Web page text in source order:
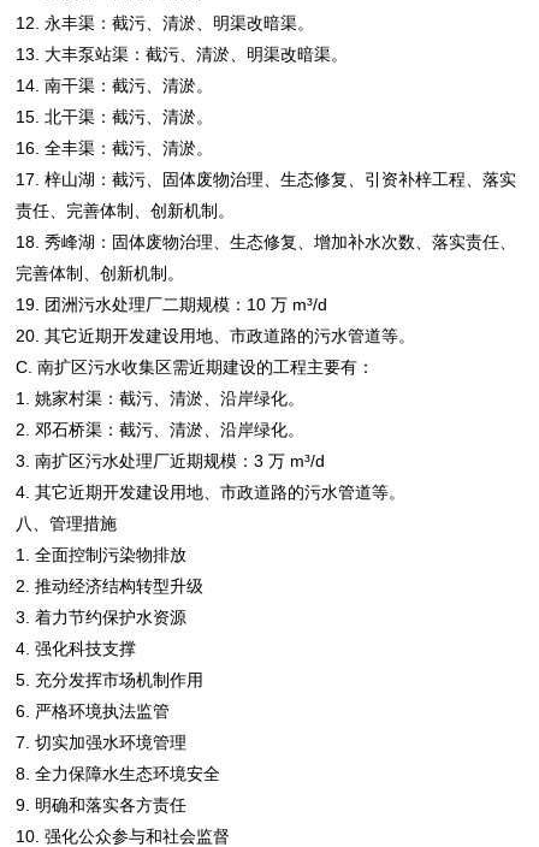
12. 永丰渠：截污、清淤、明渠改暗渠。
13. 大丰泵站渠：截污、清淤、明渠改暗渠。
14. 南干渠：截污、清淤。
15. 北干渠：截污、清淤。
16. 全丰渠：截污、清淤。
17. 梓山湖：截污、固体废物治理、生态修复、引资补梓工程、落实
责任、完善体制、创新机制。
18. 秀峰湖：固体废物治理、生态修复、增加补水次数、落实责任、
完善体制、创新机制。
19. 团洲污水处理厂二期规模：10 万 m³/d
20. 其它近期开发建设用地、市政道路的污水管道等。
C. 南扩区污水收集区需近期建设的工程主要有：
1. 姚家村渠：截污、清淤、沿岸绿化。
2. 邓石桥渠：截污、清淤、沿岸绿化。
3. 南扩区污水处理厂近期规模：3 万 m³/d
4. 其它近期开发建设用地、市政道路的污水管道等。
八、管理措施
1. 全面控制污染物排放
2. 推动经济结构转型升级
3. 着力节约保护水资源
4. 强化科技支撑
5. 充分发挥市场机制作用
6. 严格环境执法监管
7. 切实加强水环境管理
8. 全力保障水生态环境安全
9. 明确和落实各方责任
10. 强化公众参与和社会监督